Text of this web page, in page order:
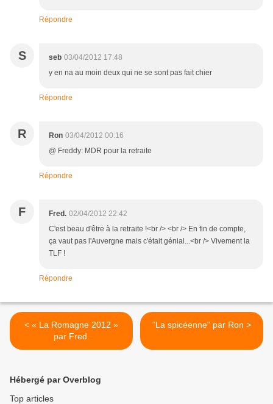
Répondre
S seb 03/04/2012 17:48
y en na au moin deux qui ne se sont pas fait chier
Répondre
R Ron 03/04/2012 00:16
@ Freddy: MDR pour la retraite
Répondre
F Fred. 02/04/2012 22:42
C'est beau d'être à la retraite !<br /> <br /> En fin de compte,
ça vaut pas l'Auvergne mais c'était génial...<br /> Vivement la
TLF !
Répondre
< « La Romagne 2012 »
par Fred.
"La spicéenne" par Ron >
Hébergé par Overblog
Top articles